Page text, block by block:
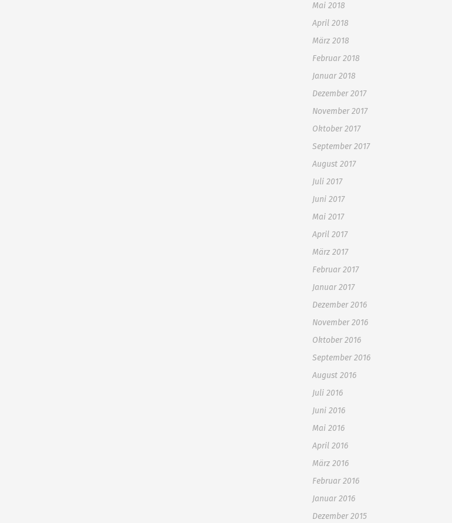
Mai 2018
April 2018
März 2018
Februar 2018
Januar 2018
Dezember 2017
November 2017
Oktober 2017
September 2017
August 2017
Juli 2017
Juni 2017
Mai 2017
April 2017
März 2017
Februar 2017
Januar 2017
Dezember 2016
November 2016
Oktober 2016
September 2016
August 2016
Juli 2016
Juni 2016
Mai 2016
April 2016
März 2016
Februar 2016
Januar 2016
Dezember 2015